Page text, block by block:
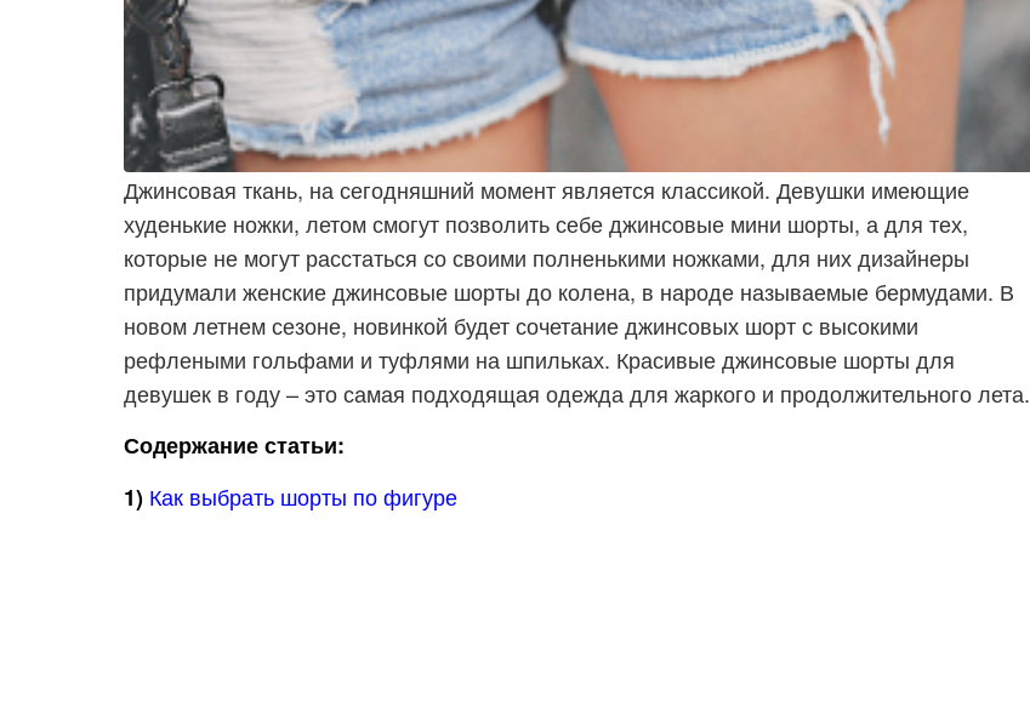
Джинсовая ткань, на сегодняшний момент является классикой. Девушки имеющие
худенькие ножки, летом смогут позволить себе джинсовые мини шорты, а для тех,
которые не могут расстаться со своими полненькими ножками, для них дизайнеры
придумали женские джинсовые шорты до колена, в народе называемые бермудами. В
новом летнем сезоне, новинкой будет сочетание джинсовых шорт с высокими
рефлеными гольфами и туфлями на шпильках. Красивые джинсовые шорты для
девушек в году – это самая подходящая одежда для жаркого и продолжительного лета.
Содержание статьи:
1) Как выбрать шорты по фигуре